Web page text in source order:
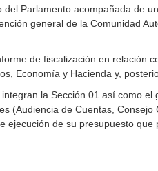
Parlamento acompañada de
general de la Comunidad
de fiscalización en relación
Economía y Hacienda y,
la Sección 01 así como el
(Audiencia de Cuentas,
de su presupuesto